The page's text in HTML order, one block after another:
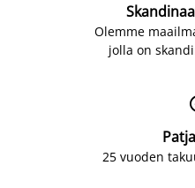
Olemme
jolla on
25 vuoden